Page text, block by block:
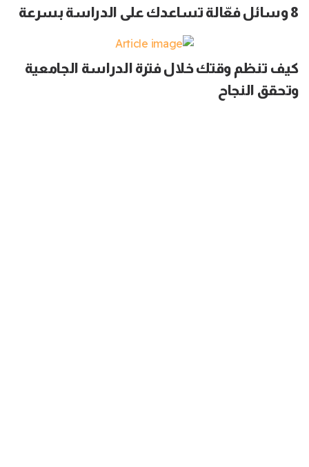
8 وسائل فعّالة تساعدك على الدراسة بسرعة
كيف تنظم وقتك خلال فترة الدراسة الجامعية
وتحقق النجاح